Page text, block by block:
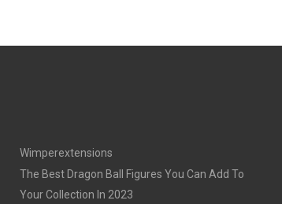
Wimperextensions
The Best Dragon Ball Figures You Can Add To
Your Collection In 2023